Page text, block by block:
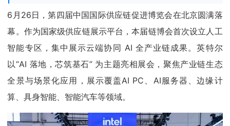
6月26日，第四届中国国际供应链促进博览会在北京圆满落
幕。作为国家级供应链展示平台，本届链博会首次设立人工
智能专区，集中展示云端协同 AI 全产业链成果。英特尔
以“AI 落地，芯筑基石” 为主题亮相展会，聚焦产业链生态
全景与场景化应用，展示覆盖AI PC、AI服务器、边缘计
算、具身智能、智能汽车等领域。